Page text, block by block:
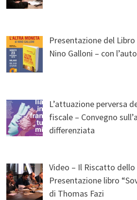
Presentazione del
Nino Galloni – con
L’attuazione perversa
fiscale – Convegno
differenziata
Video – Il Riscatto
Presentazione libro
di Thomas Fazi